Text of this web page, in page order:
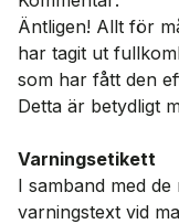
Äntligen! Allt för
har tagit ut
som har fått den
Detta är betydligt
Varningsetikett
I samband med
varningstext vid